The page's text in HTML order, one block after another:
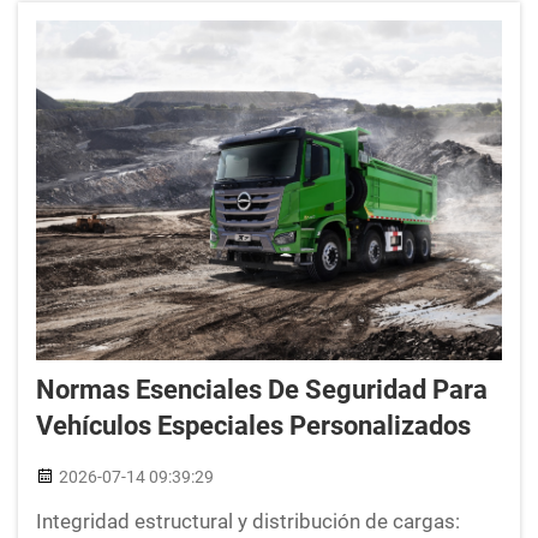
Normas Esenciales De Seguridad Para
Vehículos Especiales Personalizados
2026-07-14 09:39:29
Integridad estructural y distribución de cargas: